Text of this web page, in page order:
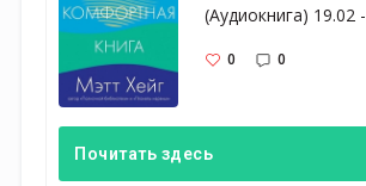
(Аудиокнига) 19.02 -
0 0
Почитать здесь